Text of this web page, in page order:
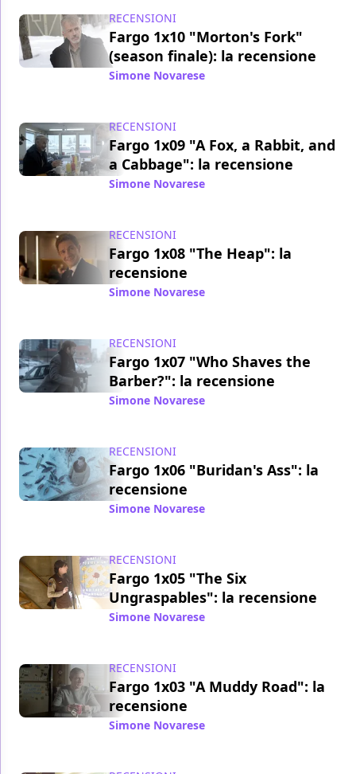
RECENSIONI
Fargo 1x10 "Morton's Fork"
(season finale): la recensione
Simone Novarese
RECENSIONI
Fargo 1x09 "A Fox, a Rabbit, and
a Cabbage": la recensione
Simone Novarese
RECENSIONI
Fargo 1x08 "The Heap": la
recensione
Simone Novarese
RECENSIONI
Fargo 1x07 "Who Shaves the
Barber?": la recensione
Simone Novarese
RECENSIONI
Fargo 1x06 "Buridan's Ass": la
recensione
Simone Novarese
RECENSIONI
Fargo 1x05 "The Six
Ungraspables": la recensione
Simone Novarese
RECENSIONI
Fargo 1x03 "A Muddy Road": la
recensione
Simone Novarese